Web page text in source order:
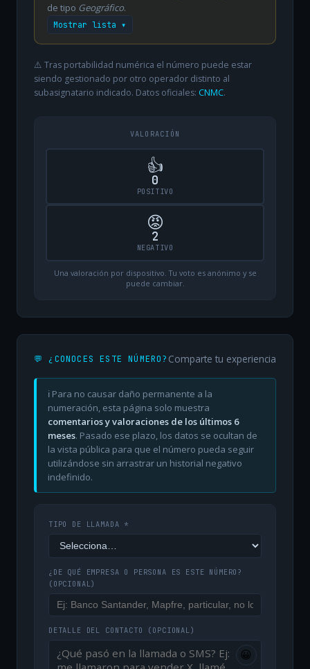
de tipo Geográfico.
Mostrar lista ▾
⚠️ Tras portabilidad numérica el número puede estar
siendo gestionado por otro operador distinto al
subasignatario indicado. Datos oficiales: CNMC.
VALORACIÓN
👍
0
POSITIVO
😡
2
NEGATIVO
Una valoración por dispositivo. Tu voto es anónimo y se
puede cambiar.
💬 ¿CONOCES ESTE NÚMERO? Comparte tu experiencia
ℹ️ Para no causar daño permanente a la
numeración, esta página solo muestra
comentarios y valoraciones de los últimos 6
meses. Pasado ese plazo, los datos se ocultan de
la vista pública para que el número pueda seguir
utilizándose sin arrastrar un historial negativo
indefinido.
TIPO DE LLAMADA *
¿DE QUÉ EMPRESA O PERSONA ES ESTE NÚMERO?
(OPCIONAL)
DETALLE DEL CONTACTO (OPCIONAL)
😀